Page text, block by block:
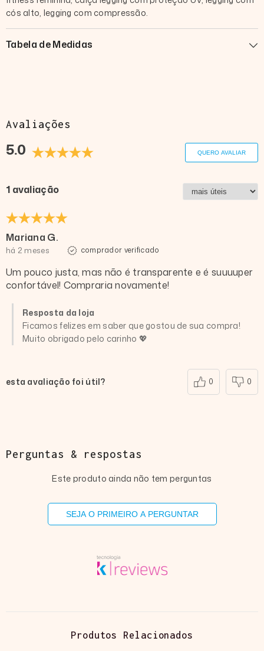
cós alto, legging com compressão.
Tabela de Medidas
Avaliações
5.0 QUERO AVALIAR
1 avaliação
Mariana G.
há 2 meses comprador verificado
Um pouco justa, mas não é transparente e é suuuuper
confortável! Compraria novamente!
Resposta da loja
Ficamos felizes em saber que gostou de sua compra!
Muito obrigado pelo carinho 💖
esta avaliação foi útil? 0 0
Perguntas & respostas
Este produto ainda não tem perguntas
SEJA O PRIMEIRO A PERGUNTAR
Produtos Relacionados